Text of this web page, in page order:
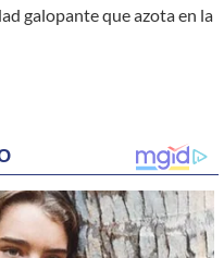
galopante que azota en la